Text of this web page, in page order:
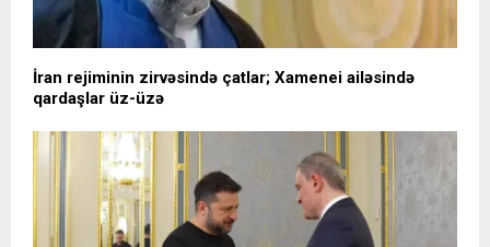
İran rejiminin zirvəsində çatlar; Xamenei ailəsində
qardaşlar üz-üzə